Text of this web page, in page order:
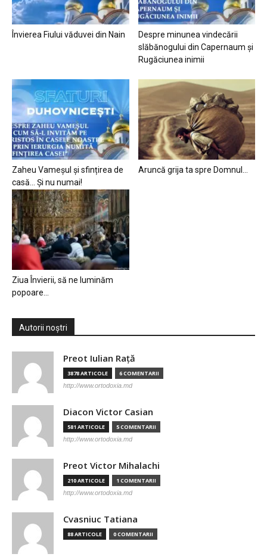
Învierea Fiului văduvei din Nain
Despre minunea vindecării
slăbănogului din Capernaum și
Rugăciunea inimii
Zaheu Vameșul și sfințirea de
casă… Și nu numai!
Aruncă grija ta spre Domnul…
Ziua Învierii, să ne luminăm
popoare…
Autorii noștri
Preot Iulian Raţă
3878 ARTICOLE 6 COMENTARII
http://www.ortodoxia.md
Diacon Victor Casian
581 ARTICOLE 5 COMENTARII
http://www.ortodoxia.md
Preot Victor Mihalachi
210 ARTICOLE 1 COMENTARII
http://www.ortodoxia.md
Cvasniuc Tatiana
88 ARTICOLE 0 COMENTARII